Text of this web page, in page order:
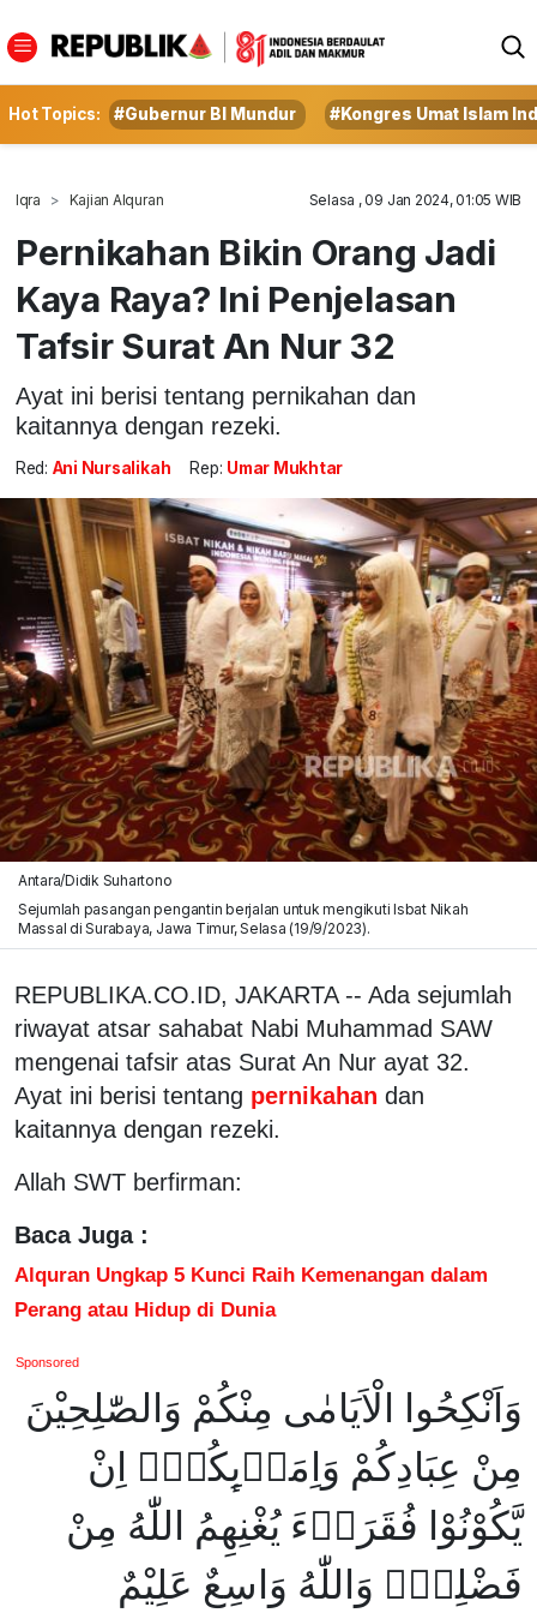
Hot Topics: #Gubernur BI Mundur #Kongres Umat Islam
Iqra Kajian Alquran Selasa , 09 Jan 2024, 01:05 WIB
Pernikahan Bikin Orang Jadi
Kaya Raya? Ini Penjelasan
Tafsir Surat An Nur 32
Ayat ini berisi tentang pernikahan dan
kaitannya dengan rezeki.
Red: Ani Nursalikah Rep: Umar Mukhtar
Antara/Didik Suhartono
Sejumlah pasangan pengantin berjalan untuk mengikuti Isbat Nikah
Massal di Surabaya, Jawa Timur, Selasa (19/9/2023).
REPUBLIKA.CO.ID, JAKARTA -- Ada sejumlah
riwayat atsar sahabat Nabi Muhammad SAW
mengenai tafsir atas Surat An Nur ayat 32.
Ayat ini berisi tentang pernikahan dan
kaitannya dengan rezeki.
Allah SWT berfirman:
Baca Juga :
Alquran Ungkap 5 Kunci Raih Kemenangan dalam
Perang atau Hidup di Dunia
Sponsored
وَاَنْكِحُوا الْاَيَامٰى مِنْكُمْ وَالصّٰلِحِيْنَ
مِنْ عِبَادِكُمْ وَاِمَاۤىِٕكُمْۗ اِنْ
يَّكُوْنُوْا فُقَرَاۤءَ يُغْنِهِمُ اللّٰهُ مِنْ
فَضْلِهٖۗ وَاللّٰهُ وَاسِعٌ عَلِيْمٌ